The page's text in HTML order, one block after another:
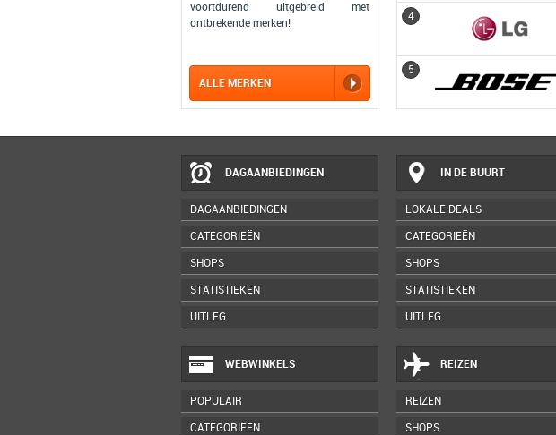
voortdurend uitgebreid met
ontbrekende merken!
ALLE MERKEN
4
5
DAGAANBIEDINGEN
DAGAANBIEDINGEN
CATEGORIEËN
SHOPS
STATISTIEKEN
UITLEG
IN DE BUURT
LOKALE DEALS
CATEGORIEËN
SHOPS
STATISTIEKEN
UITLEG
WEBWINKELS
POPULAIR
CATEGORIEËN
REIZEN
REIZEN
SHOPS